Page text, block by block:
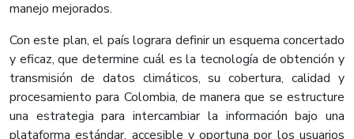
manejo mejorados.
Con este plan, el país lograra definir un esquema concertado
y eficaz, que determine cuál es la tecnología de obtención y
transmisión de datos climáticos, su cobertura, calidad y
procesamiento para Colombia, de manera que se estructure
una estrategia para intercambiar la información bajo una
plataforma estándar, accesible y oportuna por los usuarios